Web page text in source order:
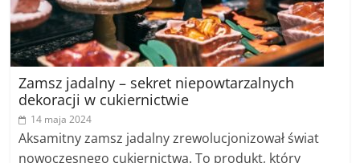
Zamsz jadalny – sekret niepowtarzalnych
dekoracji w cukiernictwie
14 maja 2024
Aksamitny zamsz jadalny zrewolucjonizował świat
nowoczesnego cukiernictwa. To produkt, który